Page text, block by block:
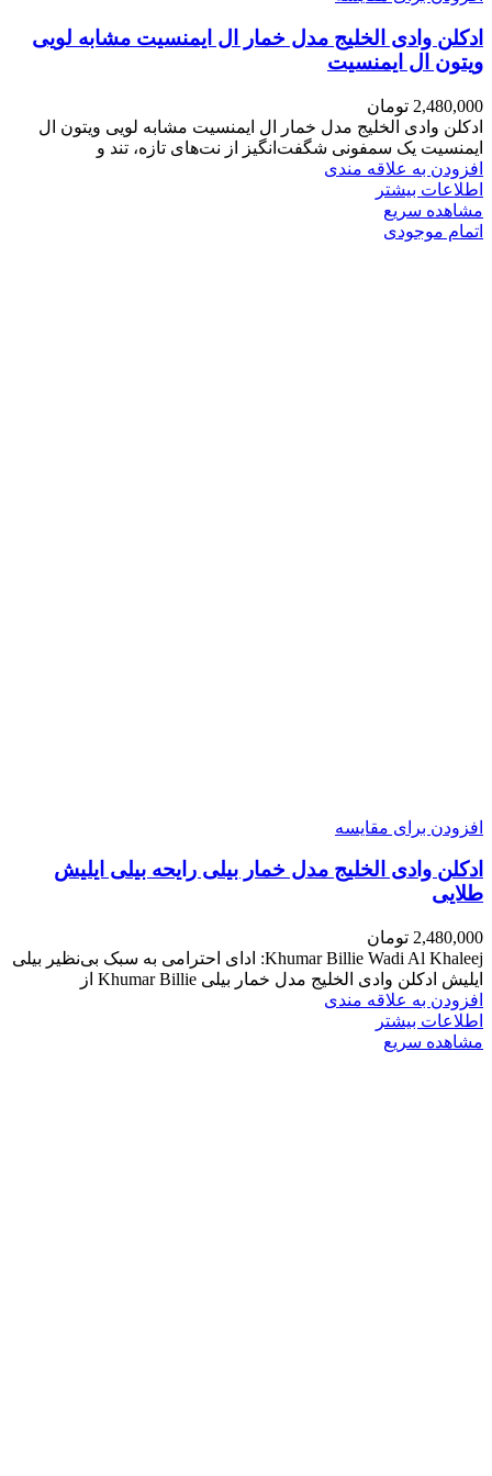
ادکلن وادی الخلیج مدل خمار ال ایمنسیت مشابه لویی
ویتون ال ایمنسیت
2,480,000 تومان
ادکلن وادی الخلیج مدل خمار ال ایمنسیت مشابه لویی ویتون ال
ایمنسیت یک سمفونی شگفت‌انگیز از نت‌های تازه، تند و
افزودن به علاقه مندی
اطلاعات بیشتر
مشاهده سریع
اتمام موجودی
افزودن برای مقایسه
ادکلن وادی الخلیج مدل خمار بیلی رایحه بیلی ایلیش
طلایی
2,480,000 تومان
Khumar Billie Wadi Al Khaleej: ادای احترامی به سبک بی‌نظیر بیلی
ایلیش ادکلن وادی الخلیج مدل خمار بیلی Khumar Billie از
افزودن به علاقه مندی
اطلاعات بیشتر
مشاهده سریع